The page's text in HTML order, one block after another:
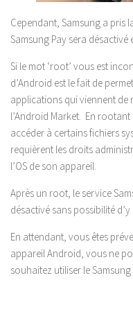
Cependant, Samsung a pris
Samsung Pay sera désactivé
Si le mot ‘root’ vous est
d’Android est le fait de
applications qui viennent de
l’Android Market. En
accéder à certains fichiers
requièrent les droits
l’OS de son appareil.
Après un root, le service
désactivé sans possibilité
En attendant, vous êtes
appareil Android, vous ne
souhaitez utiliser le Samsung